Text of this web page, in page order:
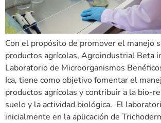
Con el propósito de promover el manejo
productos agrícolas, Agroindustrial Beta
Laboratorio de Microorganismos
Ica, tiene como objetivo fomentar el
productos agrícolas y contribuir a la bio-
suelo y la actividad biológica. El
inicialmente en la aplicación de